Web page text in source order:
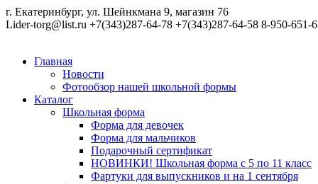
г. Екатеринбург, ул. Шейнкмана 9, магазин 76
Lider-torg@list.ru +7(343)287-64-78 +7(343)287-64-58 8-950-651-
Главная
Новости
Фотообзор нашей школьной формы
Каталог
Школьная форма
Форма для девочек
Форма для мальчиков
Подарочный сертификат
НОВИНКИ! Школьная форма с 5 по 11 класс
Фартуки для выпускников и на 1 сентября